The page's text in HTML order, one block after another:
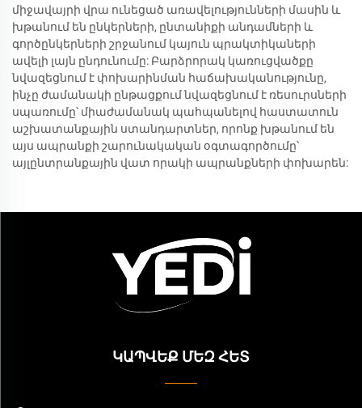
միջավայրի վրա ունեցած առավելությունների մասին և
խթանում են ընկերների, ընտանիքի անդամների և
գործընկերների շրջանում կայուն պրակտիկաների
ավելի լայն ընդունումը: Բարձրորակ կառուցվածքը
նվազեցնում է փոխարինման հաճախականությունը,
ինչը ժամանակի ընթացքում նվազեցնում է ռեսուրսների
սպառումը՝ միաժամանակ պահպանելով հաստատուն
աշխատանքային ստանդարտներ, որոնք խթանում են
այս ապրանքի շարունակական օգտագործումը՝
այլընտրանքային վատ որակի ապրանքների փոխարեն:
ԿԱՊՎԵՔ ՄԵԶ ՀԵՏ